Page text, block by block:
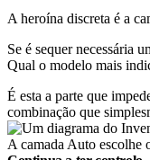
A heroína discreta é a
Se é sequer necessária
Qual o modelo mais
É esta a parte que
combinação que
A camada Auto escolhe